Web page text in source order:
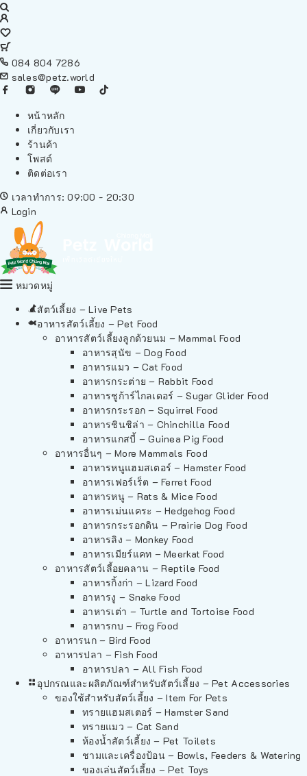
084 804 7286
sales@petz.world
หน้าหลัก
เกี่ยวกับเรา
ร้านค้า
โพสต์
ติดต่อเรา
เวลาทำการ: 09:00 - 20:30
Login
หมวดหมู่
สัตว์เลี้ยง – Live Pets
อาหารสัตว์เลี้ยง – Pet Food
อาหารสัตว์เลี้ยงลูกด้วยนม – Mammal Food
อาหารสุนัข – Dog Food
อาหารแมว – Cat Food
อาหารกระต่าย – Rabbit Food
อาหารชูก้าร์ไกลเดอร์ – Sugar Glider Food
อาหารกระรอก – Squirrel Food
อาหารชินชิล่า – Chinchilla Food
อาหารแกสบี้ – Guinea Pig Food
อาหารอื่นๆ – More Mammals Food
อาหารหนูแฮมสเตอร์ – Hamster Food
อาหารเฟอร์เร็ต – Ferret Food
อาหารหนู – Rats & Mice Food
อาหารเม่นแคระ – Hedgehog Food
อาหารกระรอกดิน – Prairie Dog Food
อาหารลิง – Monkey Food
อาหารเมียร์แคท – Meerkat Food
อาหารสัตว์เลี้อยคลาน – Reptile Food
อาหารกิ้งก่า – Lizard Food
อาหารงู – Snake Food
อาหารเต่า – Turtle and Tortoise Food
อาหารกบ – Frog Food
อาหารนก – Bird Food
อาหารปลา – Fish Food
อาหารปลา – All Fish Food
อุปกรณและผลิตภัณฑ์สำหรับสัตว์เลี้ยง – Pet Accessories
ของใช้สำหรับสัตว์เลี้ยง – Item For Pets
ทรายแฮมสเตอร์ – Hamster Sand
ทรายแมว – Cat Sand
ห้องน้ำสัตว์เลี้ยง – Pet Toilets
ชามและเครื่องป้อน – Bowls, Feeders & Watering
ของเล่นสัตว์เลี้ยง – Pet Toys